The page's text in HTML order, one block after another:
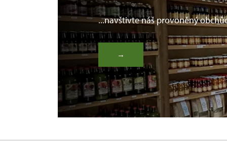
...navštivte náš provoněný
→